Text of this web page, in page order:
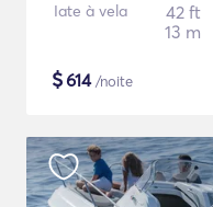
Iate à vela
42 ft
13 m
$614/noite